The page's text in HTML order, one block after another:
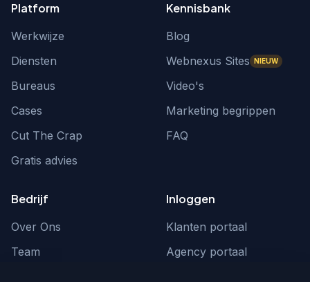
Platform
Werkwijze
Diensten
Bureaus
Cases
Cut The Crap
Gratis advies
Kennisbank
Blog
Webnexus Sites NIEUW
Video's
Marketing begrippen
FAQ
Bedrijf
Over Ons
Team
Inloggen
Klanten portaal
Agency portaal